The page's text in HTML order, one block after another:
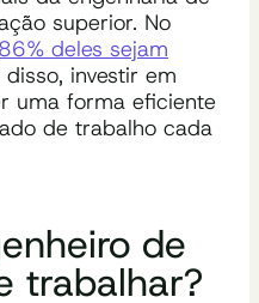
superior. No
86% deles sejam
disso, investir em
uma forma eficiente
de trabalho cada
de
trabalhar?